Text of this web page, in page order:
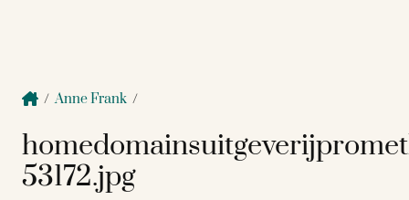
/Anne Frank /
53172.jpg